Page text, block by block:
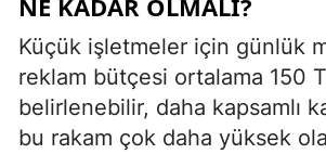
Küçük işletmeler için günlük
reklam bütçesi ortalama 150
belirlenebilir, daha kapsamlı
bu rakam çok daha yüksek